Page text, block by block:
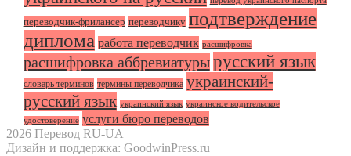
переводчик-фрилансер переводчику подтверждение
диплома работа переводчик расшифровка
расшифровка аббревиатуры русский язык
словарь терминов термины переводчика украинский-
русский язык украинский язык украинское водительское
удостоверение услуги бюро переводов
2026 Перевод RU-UA
Дизайн и поддержка: GoodwinPress.ru